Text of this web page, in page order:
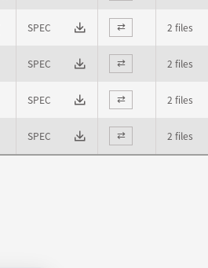
SPEC ⇄ 2 files
SPEC ⇄ 2 files
SPEC ⇄ 2 files
SPEC ⇄ 2 files